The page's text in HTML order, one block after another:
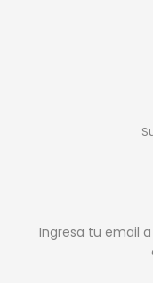
Ingresa tu email